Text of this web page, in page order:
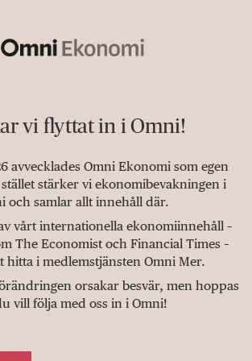
vi flyttat in i Omni!
avvecklades Omni Ekonomi som egen
stärker vi ekonomibevakningen i
och samlar allt innehåll där.
vårt internationella ekonomiinnehåll –
The Economist och Financial Times –
hitta i medlemstjänsten Omni Mer.
orsakar besvär, men hoppas
vill följa med oss in i Omni!